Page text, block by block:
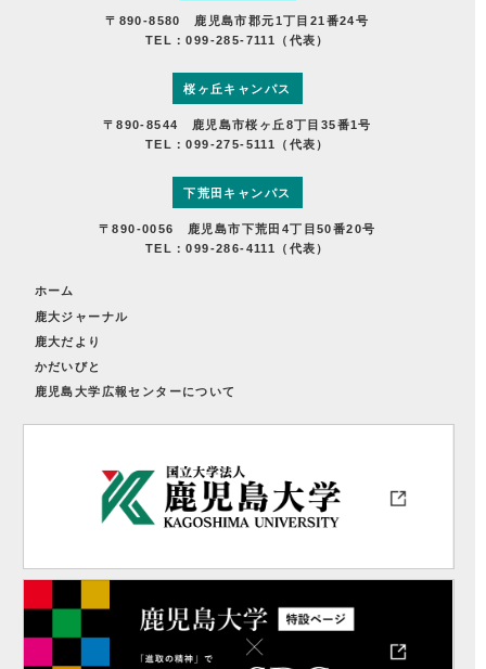
〒890-8580 鹿児島市郡元1丁目21番24号
TEL：099-285-7111（代表）
桜ヶ丘キャンパス
〒890-8544 鹿児島市桜ヶ丘8丁目35番1号
TEL：099-275-5111（代表）
下荒田キャンパス
〒890-0056 鹿児島市下荒田4丁目50番20号
TEL：099-286-4111（代表）
ホーム
鹿大ジャーナル
鹿大だより
かだいびと
鹿児島大学広報センターについて